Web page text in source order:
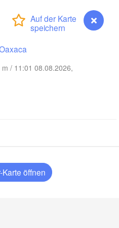
/ 11:01 08.08.2026,
Karte öffnen
Atoyac